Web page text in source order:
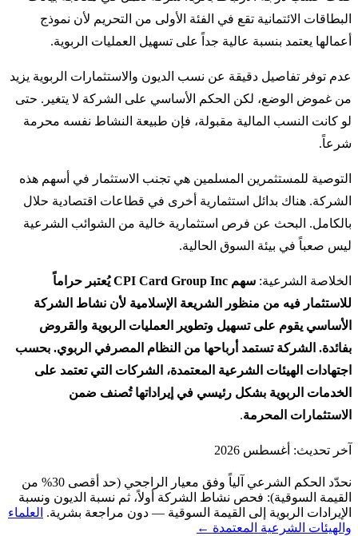
البطاقات الائتمانية تقع في الفئة الأولى من التحريم لأن نموذج
أعمالها يعتمد بنسبة عالية جداً على تسهيل العمليات الربوية.
عدم توفر تفاصيل دقيقة عن نسب الديون والاستثمارات الربوية يزيد
من غموض الوضع، لكن الحكم الأساسي على الشركة لا يتغير. حتى
لو كانت النسب المالية مقبولة، فإن طبيعة النشاط نفسه محرمة
شرعاً.
التوصية للمستثمرين المسلمين هي تجنب الاستثمار في أسهم هذه
الشركة. هناك بدائل استثمارية أخرى في قطاعات اقتصادية حلال
بالكامل. البحث عن فرص استثمارية خالية من الشوائب الشرعية
ليس صعباً في بيئة السوق الحالية.
الخلاصة الشرعية:
سهم CPI Card Group Inc يُعتبر حراماً
للاستثمار فيه من منظور الشريعة الإسلامية لأن نشاط الشركة
الأساسي يقوم على تسهيل وتطوير العمليات الربوية والقروض
بفائدة. الشركة تستمد أرباحها من النظام المصرفي الربوي. بحسب
اجتهادات الهيئات الشرعية المعتمدة، الشركات التي تعتمد على
الخدمات الربوية بشكل رئيسي في إيراداتها تُصنف ضمن
الاستثمارات المحرمة.
آخر تحديث: أغسطس 2026
نحدّد الحكم الشرعي آلياً وفق معيار الراجحي (حد أقصى 30% من
القيمة السوقية): فحص نشاط الشركة أولاً، ثم نسبة الديون ونسبة
الإيرادات الربوية إلى القيمة السوقية — دون مراجعة بشرية. العلماء
والهيئات الشرعية المعتمدة ←